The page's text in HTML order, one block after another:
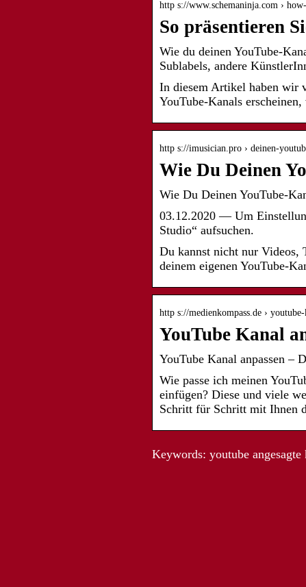
http s://www.schemaninja.com ›
So präsentieren
Wie du deinen YouTube-
Sublabels, andere
In diesem Artikel haben wir
YouTube-Kanals
http s://imusician.pro › deinen-
Wie Du Deinen
Wie Du Deinen YouTube-
03.12.2020 — Um
Studio“ aufsuchen.
Du kannst nicht nur Videos,
deinem eigenen YouTube-
http s://medienkompass.de ›
YouTube Kanal
YouTube Kanal anpassen –
Wie passe ich meinen
einfügen? Diese und viele
Schritt für Schritt mit Ihnen
Keywords: youtube angesagte